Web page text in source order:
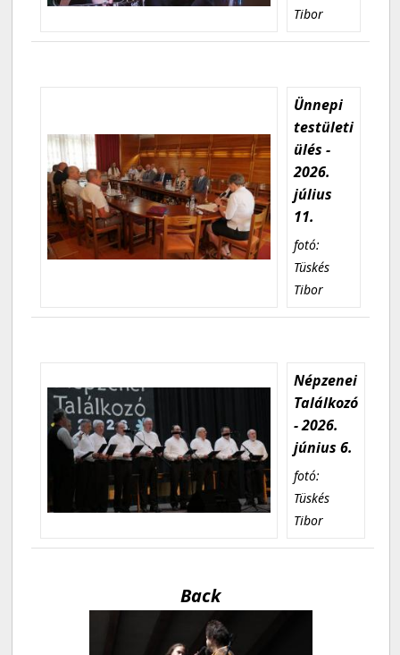
Tibor
Ünnepi
testületi
ülés -
2026.
július
11.
fotó:
Tüskés
Tibor
Népzenei
Találkozó
- 2026.
június 6.
fotó:
Tüskés
Tibor
Back